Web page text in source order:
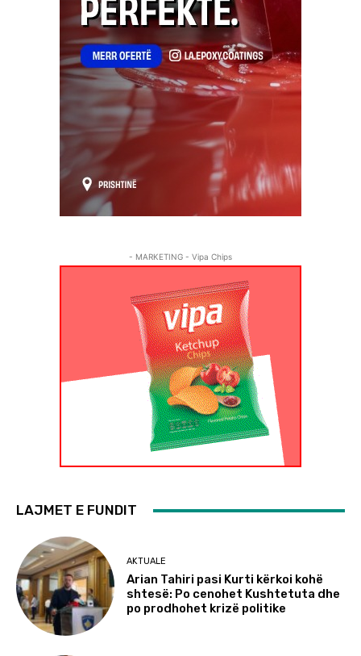
- MARKETING - Vipa Chips
LAJMET E FUNDIT
AKTUALE
Arian Tahiri pasi Kurti kërkoi kohë
shtesë: Po cenohet Kushtetuta dhe
po prodhohet krizë politike